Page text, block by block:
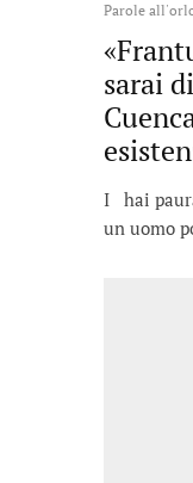
Parole
sarai
I hai
un uomo